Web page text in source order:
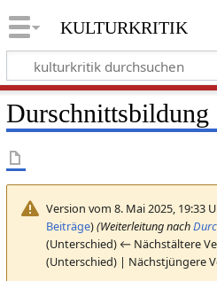
kulturkritik
Durschnittsbildung
Version vom 8. Mai 2025, 19:33
Beiträge)(Weiterleitung nach
(Unterschied) ← Nächstältere
(Unterschied) | Nächstjüngere